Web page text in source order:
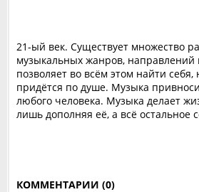
21-ый век. Существует множество
музыкальных жанров, направлений
позволяет во всём этом найти себя,
придётся по душе. Музыка
любого человека. Музыка делает
лишь дополняя её, а всё остальное
КОММЕНТАРИИ (0)